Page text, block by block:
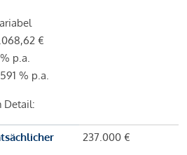
€
p.a.
% p.a.
Detail:
237.000 €